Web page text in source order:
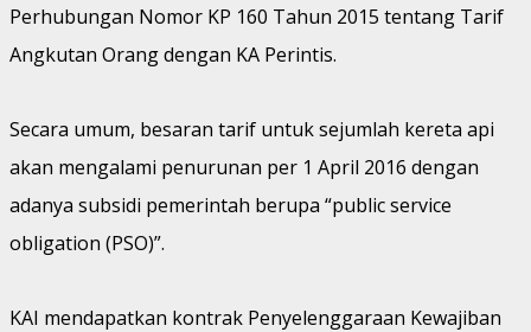
Perhubungan Nomor KP 160 Tahun 2015 tentang Tarif
Angkutan Orang dengan KA Perintis.
Secara umum, besaran tarif untuk sejumlah kereta api
akan mengalami penurunan per 1 April 2016 dengan
adanya subsidi pemerintah berupa “public service
obligation (PSO)”.
KAI mendapatkan kontrak Penyelenggaraan Kewajiban